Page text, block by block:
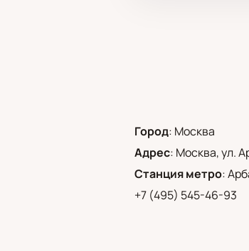
Город: Москва
Адрес: Москва, ул.
Станция метро:
+7 (495) 545-46-93